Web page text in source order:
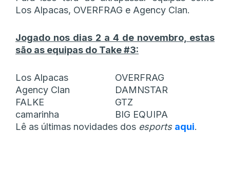
Los Alpacas, OVERFRAG e Agency Clan.
Jogado nos dias 2 a 4 de novembro, estas
são as equipas do Take #3:
Los Alpacas
OVERFRAG
Agency Clan
DAMNSTAR
FALKE
GTZ
camarinha
BIG EQUIPA
Lê as últimas novidades dos esports aqui.